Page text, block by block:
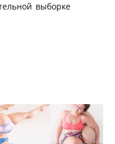
выборке